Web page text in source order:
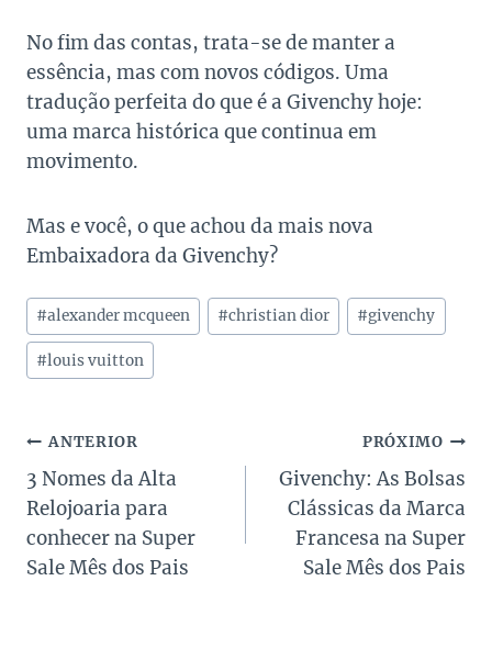
No fim das contas, trata-se de manter a
essência, mas com novos códigos. Uma
tradução perfeita do que é a Givenchy hoje:
uma marca histórica que continua em
movimento.
Mas e você, o que achou da mais nova
Embaixadora da Givenchy?
Tags
do
Post:
#alexander mcqueen #christian dior #givenchy
#louis vuitton
Navegação
de
Post
ANTERIOR
3 Nomes da Alta
Relojoaria para
conhecer na Super
Sale Mês dos Pais
PRÓXIMO
Givenchy: As Bolsas
Clássicas da Marca
Francesa na Super
Sale Mês dos Pais